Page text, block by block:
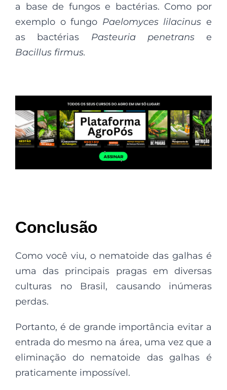
a base de fungos e bactérias. Como por
exemplo o fungo Paelomyces lilacinus e
as bactérias Pasteuria penetranse
Bacillus firmus.
Conclusão
Como você viu, o nematoide das galhas é
uma das principais pragas em diversas
culturas no Brasil, causando inúmeras
perdas.
Portanto, é de grande importância evitar a
entrada do mesmo na área, uma vez que a
eliminação do nematoide das galhas é
praticamente impossível.